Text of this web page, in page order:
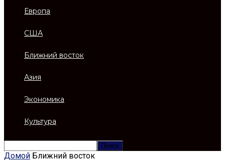
Европа
США
Ближний восток
Азия
Экономика
Культура
Домой Ближний восток